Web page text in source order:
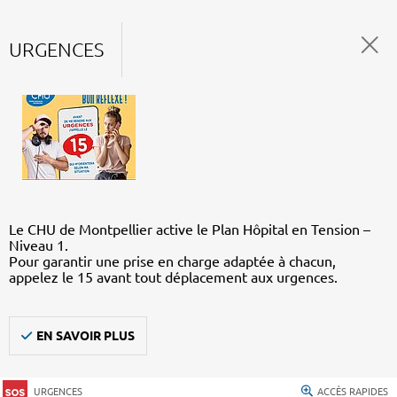
URGENCES
Le CHU de Montpellier active le Plan Hôpital en Tension –
Niveau 1.
Pour garantir une prise en charge adaptée à chacun,
appelez le 15 avant tout déplacement aux urgences.
EN SAVOIR PLUS
URGENCES ACCÈS RAPIDES